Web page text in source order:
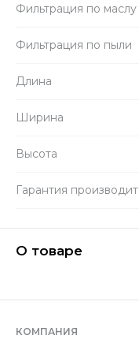
Фильтрация по маслу
Фильтрация по пыли
Длина
Ширина
Высота
Гарантия
О товаре
КОМПАНИЯ